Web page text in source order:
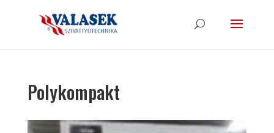
Polykompakt